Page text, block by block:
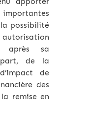
la possibilité
après sa
part, de la
de
des
remise en